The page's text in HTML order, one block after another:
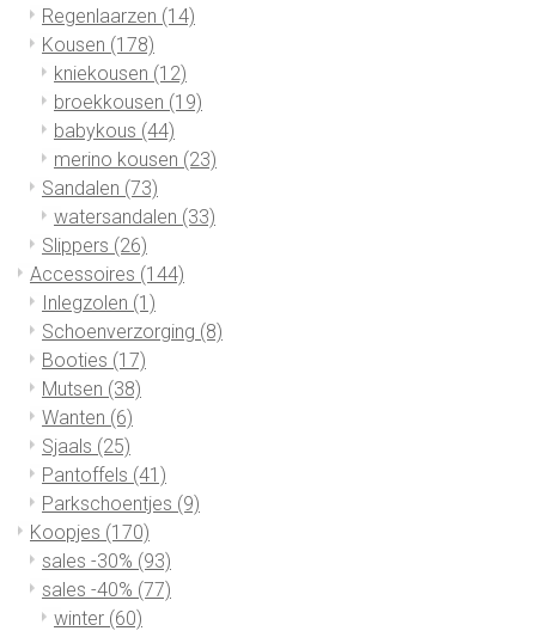
Regenlaarzen (14)
Kousen (178)
kniekousen (12)
broekkousen (19)
babykous (44)
merino kousen (23)
Sandalen (73)
watersandalen (33)
Slippers (26)
Accessoires (144)
Inlegzolen (1)
Schoenverzorging (8)
Booties (17)
Mutsen (38)
Wanten (6)
Sjaals (25)
Pantoffels (41)
Parkschoentjes (9)
Koopjes (170)
sales -30% (93)
sales -40% (77)
winter (60)